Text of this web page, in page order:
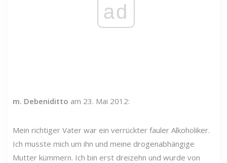
ad
m. Debeniditto am 23. Mai 2012:
Mein richtiger Vater war ein verrückter fauler Alkoholiker.
Ich musste mich um ihn und meine drogenabhängige
Mutter kümmern. Ich bin erst dreizehn und wurde von